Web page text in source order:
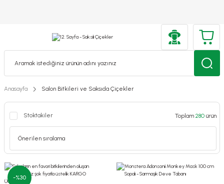
Anasayfa Salon Bitkileri ve Saksıda Çiçekler
Stoktakiler Toplam 280 ürün
-%30